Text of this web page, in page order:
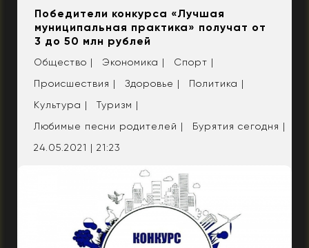
Победители конкурса «Лучшая
муниципальная практика» получат от
3 до 50 млн рублей
Общество | Экономика |
Спорт |
Происшествия |
Здоровье |
Политика |
Культура |
Туризм |
Любимые песни родителей |
Бурятия сегодня |
24.05.2021 | 21:23